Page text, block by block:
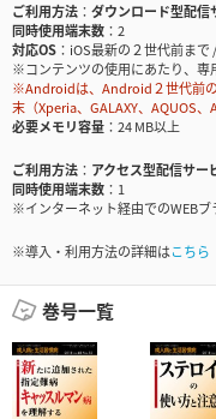
ご利用方法
ダウンロード型配信
同時使用端末数
2
対応OS
iOS最新の２世代前ま
※コンテンツの使用にあたり、
※Androidは、Android２世代前
末（Xperia、GALAXY、AQUOS
必要メモリ容量
24 MB以上
ご利用方法
アクセス型配信サー
同時使用端末数
1
※インターネット経由でのWEBブ
※導入・利用方法の詳細はこちら
巻号一覧